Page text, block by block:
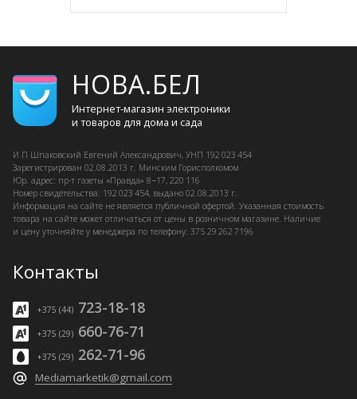
НОВА.БЕЛ
Интернет-магазин электроники
и товаров для дома и сада
И П Шпаковский Евгений Александрович, УНП 192 023 454
Зарегистрирован 02.08.2013 г. Минским Горисполкомом
Юр. адрес: пр-т газеты «Правда» 8−17, 220 116
Номер свидетельства: 192 023 454, выдано 02.08.2013 г.
Информация на сайте не является публичной офертой. Указанная стоимость
товара на сайте может отличаться от цены в розничном магазине. Наличие
и цену уточняйте у менеджера по телефону: 375 29 262 7196
Контакты
+375 (44) 723-18-18
+375 (29) 660-76-71
+375 (29) 262-71-96
Mediamarketik@gmail.com